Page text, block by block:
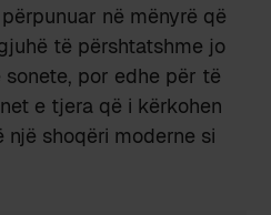
në mënyrë që
të përshtatshme jo
por edhe për të
e tjera që i kërkohen
shoqëri moderne si